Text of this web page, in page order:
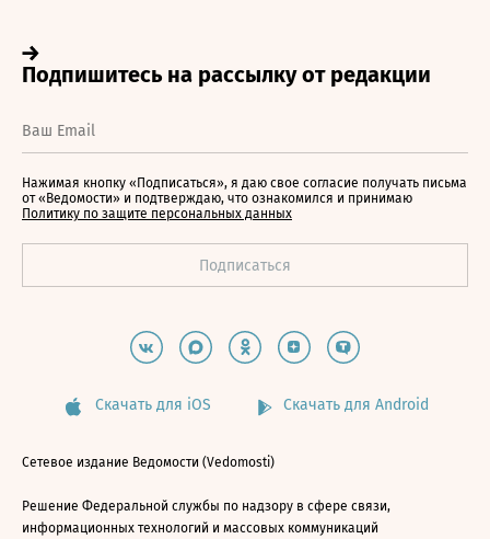
Нажимая кнопку «Подписаться», я даю свое согласие получать письма
от «Ведомости» и подтверждаю, что ознакомился и принимаю
Политику по защите персональных данных
Скачать для iOS Скачать для Android
Сетевое издание Ведомости (Vedomosti)
Решение Федеральной службы по надзору в сфере связи,
информационных технологий и массовых коммуникаций